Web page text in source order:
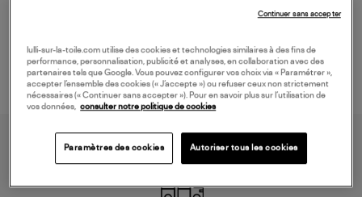
189,00 €
Mousse
lulli-sur-la-toile.com utilise des cookies et technologies similaires à des fins de
performance, personnalisation, publicité et analyses, en collaboration avec des
partenaires tels que Google. Vous pouvez configurer vos choix via « Paramétrer »,
accepter l’ensemble des cookies (« J’accepte ») ou refuser ceux non strictement
nécessaires (« Continuer sans accepter »). Pour en savoir plus sur l’utilisation de
vos données, consulter notre politique de cookies
Paramètres des cookies Autoriser tous les cookies
Continuer sans accepter